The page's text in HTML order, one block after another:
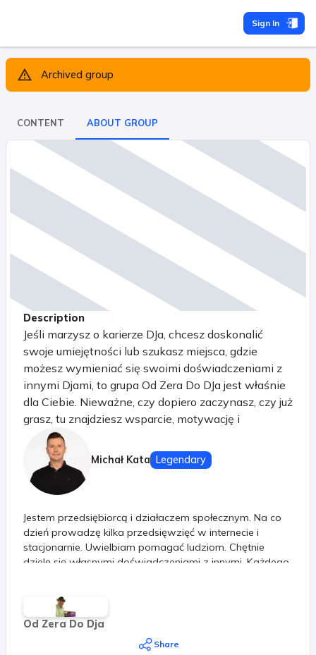
Sign In
Archived group
CONTENT ABOUT GROUP
Description
Jeśli marzysz o karierze DJa, chcesz doskonalić
swoje umiejętności lub szukasz miejsca, gdzie
możesz wymieniać się swoimi doświadczeniami z
innymi Djami, to grupa Od Zera Do DJa jest właśnie
dla Ciebie. Nieważne, czy dopiero zaczynasz, czy już
grasz, tu znajdziesz wsparcie, motywację i
inspirację, której potrzebujesz, by iść do przodu.
Dołącz do społeczności, która: - wspiera się
wzajemnie na każdym etapie kariery, - wymienia
sprawdzonymi trikami i technikami miksowania, -
sety, - pomaga rozwiązywać problemy techniczne i
organizacyjne, - motywuje do działania i podnosi na
duchu w chwilach zwątpienia.
Michał Kata Legendary
Jestem przedsiębiorcą i działaczem społecznym. Na co
dzień prowadzę kilka przedsięwzięć w internecie i
stacjonarnie. Uwielbiam pomagać ludziom. Chętnie
dzielę się własnymi doświadczeniami z innymi. Każdego
doskonaleniem. Problemy napotkane na swojej drodze
staram się zamieniać na wyzwania, które mobilizują
mnie każdego dnia do pracy.
Od Zera Do Dja
Share